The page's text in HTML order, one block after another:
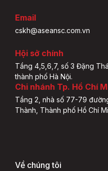
Email
cskh@aseansc.com.vn
Hội sở chính
Tầng 4,5,6,7, số 3 Đặng
thành phố Hà Nội.
Chi nhánh Tp. Hồ Chí
Tầng 2, nhà số 77-79
Thành, Thành phố Hồ Chí
Về chúng tôi